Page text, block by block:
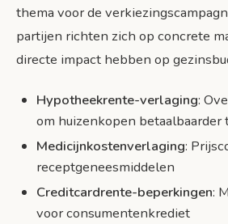
thema voor de
partijen richten zich op concrete
directe impact hebben op
Hypotheekrente-verlaging:
om huizenkopen betaalbaarder
Medicijnkostenverlaging:
receptgeneesmiddelen
Creditcardrente-beperkingen:
voor consumentenkrediet